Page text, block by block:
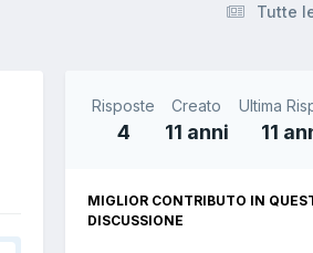
Tutte
Risposte
4
Creato
11 anni
Ultima
11
MIGLIOR CONTRIBUTO IN
DISCUSSIONE